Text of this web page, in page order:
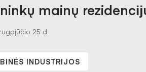
mainų
25 d.
INDUSTRIJOS